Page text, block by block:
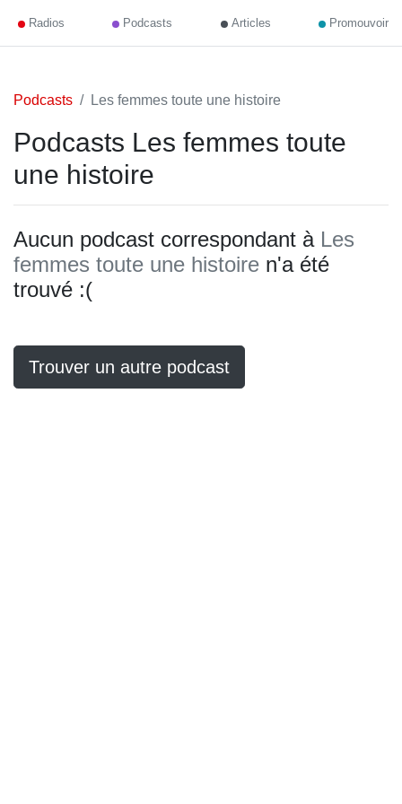
Radios Podcasts Articles Promouvoir
Podcasts Les femmes toute une histoire
Podcasts Les femmes toute
une histoire
Aucun podcast correspondant à Les
femmes toute une histoire n'a été
trouvé :(
Trouver un autre podcast